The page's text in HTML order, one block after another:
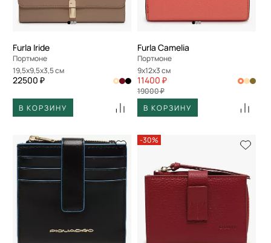
Furla Iride
Портмоне
19,5x9,5x3,5 см
22500 ₽
В КОРЗИНУ
Furla Camelia
Портмоне
9x12x3 см
11400 ₽
19000 ₽
В КОРЗИНУ
-30%